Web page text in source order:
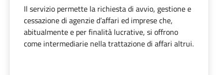
Il servizio permette la richiesta di avvio, gestione e
cessazione di agenzie d’affari ed imprese che,
abitualmente e per finalità lucrative, si offrono
come intermediarie nella trattazione di affari altrui.